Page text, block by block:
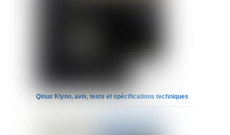
Qinux Klyno, avis, tests et spécifications techniques